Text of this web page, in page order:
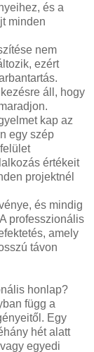
és a
minden
nem
ezért
áll, hogy
kap az
egy szép
értékeit
projektnél
és mindig
professzionális
amely
távon
honlap?
függ a
Egy
hét alatt
egyedi